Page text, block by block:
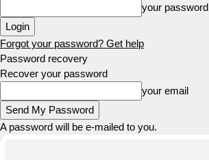
your password
Forgot your password? Get help
Password recovery
Recover your password
your email
A password will be e-mailed to you.